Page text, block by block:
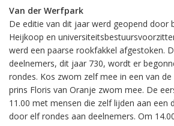
Van der Werfpark
De editie van dit jaar werd geopend door
Heijkoop en
werd een paarse rookfakkel afgestoken.
deelnemers, dit jaar 730, wordt er
rondes. Kos zwom zelf mee in een van
prins Floris van Oranje zwom mee. De
11.00 met mensen die zelf lijden aan een
door elf rondes aan deelnemers. Om